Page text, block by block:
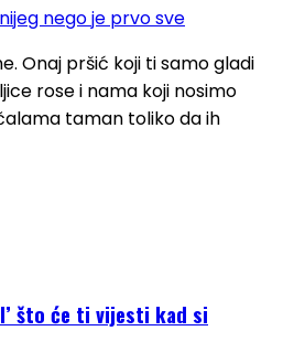
Onaj pršić koji ti samo gladi
rose i nama koji nosimo
taman toliko da ih
što će ti vijesti kad si